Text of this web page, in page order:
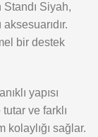
Standı Siyah,
bir destek
yapısı
ve farklı
kolaylığı sağlar.